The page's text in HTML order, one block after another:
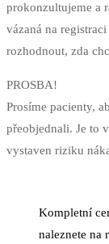
prokonzultujeme a
vázaná na
rozhodnout, zda
PROSBA!
Prosíme pacienty,
přeobjednali. Je to
vystaven riziku
Kompletní
naleznete na